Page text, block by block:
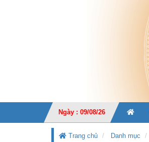
Ngày : 09/08/26
Trang chủ Danh mục